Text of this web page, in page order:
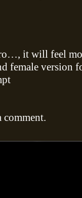
it will feel
female version
comment.